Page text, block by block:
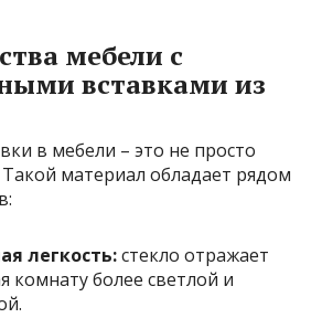
мебели с
вставками из
в мебели – это не просто
материал обладает рядом
легкость:стекло отражает
комнату более светлой и